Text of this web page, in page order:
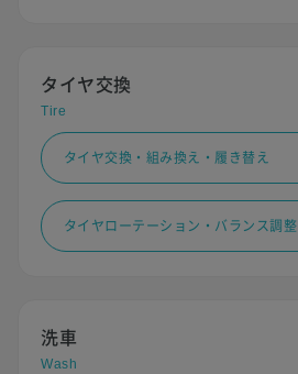
タイヤ交換
Tire
タイヤ交換・組み換え・履き替え
タイヤローテーション・バランス調整
洗車
Wash